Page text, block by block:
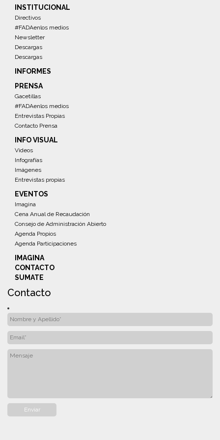
INSTITUCIONAL
Directivos
#FADAenlos medios
Newsletter
Descargas
Descargas
INFORMES
PRENSA
Gacetillas
#FADAenlos medios
Entrevistas Propias
Contacto Prensa
INFO VISUAL
Videos
Infografías
Imágenes
Entrevistas propias
EVENTOS
Imagina
Cena Anual de Recaudación
Consejo de Administración Abierto
Agenda Propios
Agenda Participaciones
IMAGINA
CONTACTO
SUMATE
Contacto